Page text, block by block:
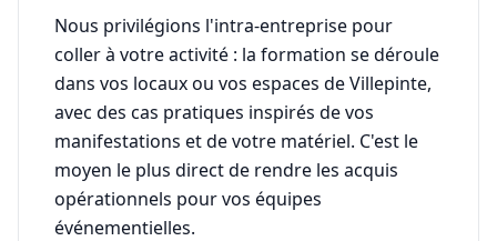
Nous privilégions l'intra-entreprise pour
coller à votre activité : la formation se déroule
dans vos locaux ou vos espaces de Villepinte,
avec des cas pratiques inspirés de vos
manifestations et de votre matériel. C'est le
moyen le plus direct de rendre les acquis
opérationnels pour vos équipes
événementielles.